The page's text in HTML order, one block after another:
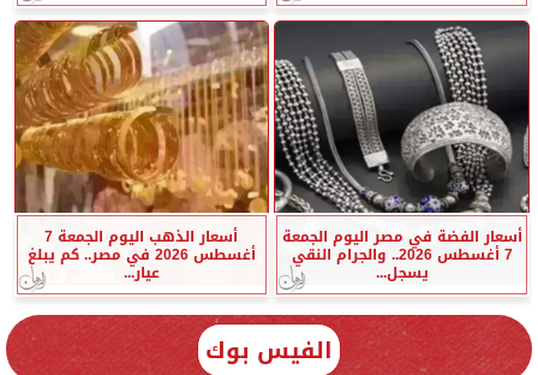
أسعار الفضة في مصر اليوم الجمعة
7 أغسطس 2026.. والجرام النقي
يسجل...
أسعار الذهب اليوم الجمعة 7
أغسطس 2026 في مصر.. كم يبلغ
عيار...
الفيس بوك